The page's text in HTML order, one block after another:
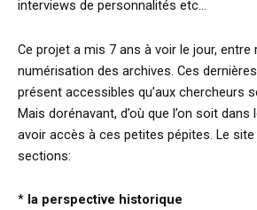
interviews de personnalités etc…
Ce projet a mis 7 ans à voir le jour,
numérisation des archives. Ces dernières
présent accessibles qu’aux chercheurs
Mais dorénavant, d’où que l’on soit
avoir accès à ces petites pépites. Le
sections:
* la perspective historique